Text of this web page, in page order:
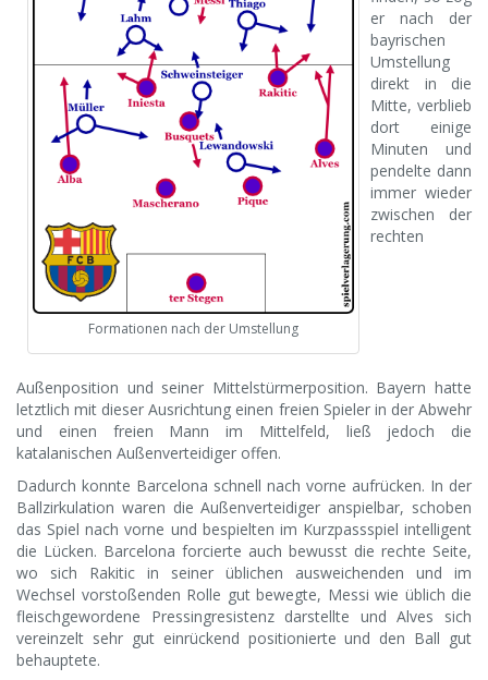
Formationen nach der Umstellung
er nach der
bayrischen
Umstellung
direkt in die
Mitte, verblieb
dort einige
Minuten und
pendelte dann
immer wieder
zwischen der
rechten
Außenposition und seiner Mittelstürmerposition. Bayern hatte
letztlich mit dieser Ausrichtung einen freien Spieler in der Abwehr
und einen freien Mann im Mittelfeld, ließ jedoch die
katalanischen Außenverteidiger offen.
Dadurch konnte Barcelona schnell nach vorne aufrücken. In der
Ballzirkulation waren die Außenverteidiger anspielbar, schoben
das Spiel nach vorne und bespielten im Kurzpassspiel intelligent
die Lücken. Barcelona forcierte auch bewusst die rechte Seite,
wo sich Rakitic in seiner üblichen ausweichenden und im
Wechsel vorstoßenden Rolle gut bewegte, Messi wie üblich die
fleischgewordene Pressingresistenz darstellte und Alves sich
vereinzelt sehr gut einrückend positionierte und den Ball gut
behauptete.